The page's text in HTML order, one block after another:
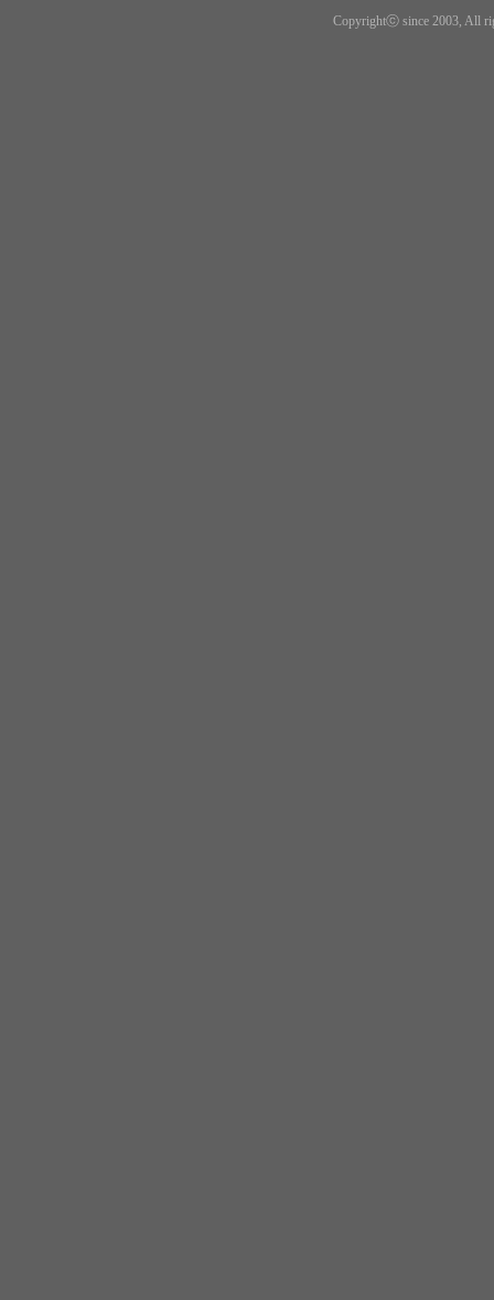
Copyrightⓒ since 2003, All